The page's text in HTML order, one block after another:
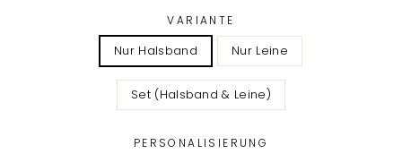
VARIANTE
Nur Halsband Nur Leine
Set (Halsband & Leine)
PERSONALISIERUNG